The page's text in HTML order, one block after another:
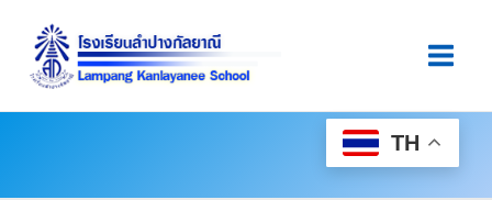
Content
TH
Navigation